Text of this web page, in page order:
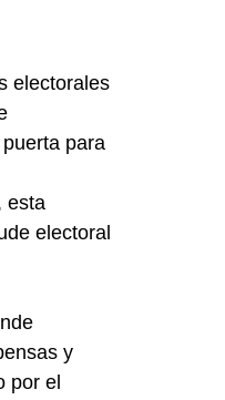
electorales
para
esta
electoral
y
por el